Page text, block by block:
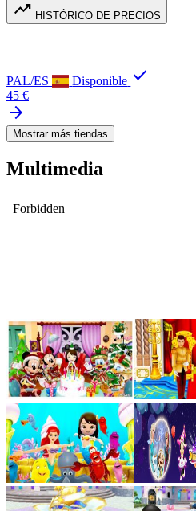
trending_up HISTÓRICO DE PRECIOS
PAL/ES Disponible check
45 €
arrow_forward
Mostrar más tiendas
Multimedia